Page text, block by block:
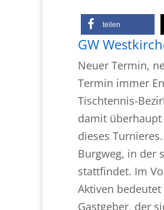
teilen
GW
Neuer Termin,
Termin immer
Tischtennis-
damit
dieses
Burgweg, in der
stattfindet. Im
Aktiven bedeutet
Gastgeber, der